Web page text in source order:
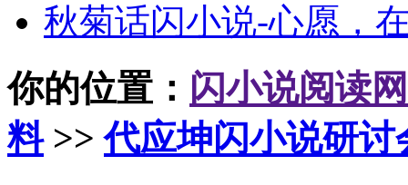
秋菊话闪小说-心愿，
你的位置： 闪小说阅读网
料>>代应坤闪小说研讨